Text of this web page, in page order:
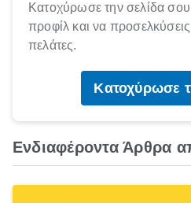
Κατοχύρωσε την σελίδα σου
προφίλ και να
πελάτες.
Κατοχύρωσε
Ενδιαφέροντα Άρθρα